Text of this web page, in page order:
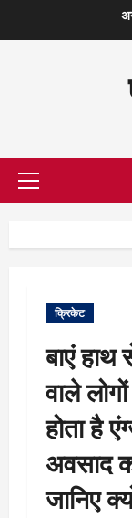
सामग्री
प्राथमिक
क्रिकेट
बाएं
वाले
होता है
अवसाद
जानिए